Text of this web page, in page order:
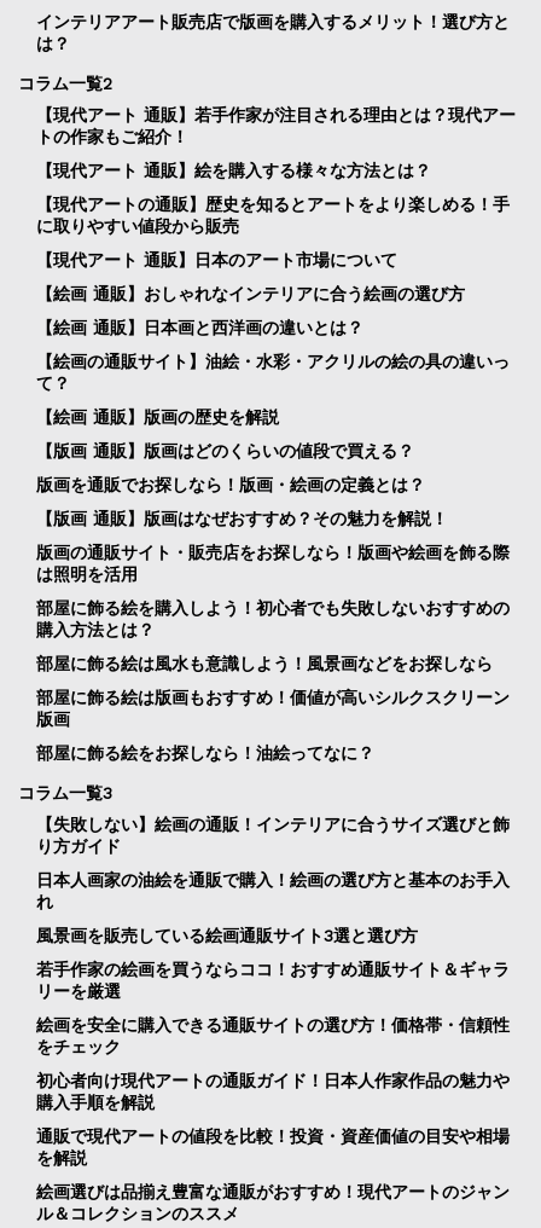
インテリアアート販売店で版画を購入するメリット！選び方と
は？
コラム一覧2
【現代アート 通販】若手作家が注目される理由とは？現代アー
トの作家もご紹介！
【現代アート 通販】絵を購入する様々な方法とは？
【現代アートの通販】歴史を知るとアートをより楽しめる！手
に取りやすい値段から販売
【現代アート 通販】日本のアート市場について
【絵画 通販】おしゃれなインテリアに合う絵画の選び方
【絵画 通販】日本画と西洋画の違いとは？
【絵画の通販サイト】油絵・水彩・アクリルの絵の具の違いっ
て？
【絵画 通販】版画の歴史を解説
【版画 通販】版画はどのくらいの値段で買える？
版画を通販でお探しなら！版画・絵画の定義とは？
【版画 通販】版画はなぜおすすめ？その魅力を解説！
版画の通販サイト・販売店をお探しなら！版画や絵画を飾る際
は照明を活用
部屋に飾る絵を購入しよう！初心者でも失敗しないおすすめの
購入方法とは？
部屋に飾る絵は風水も意識しよう！風景画などをお探しなら
部屋に飾る絵は版画もおすすめ！価値が高いシルクスクリーン
版画
部屋に飾る絵をお探しなら！油絵ってなに？
コラム一覧3
【失敗しない】絵画の通販！インテリアに合うサイズ選びと飾
り方ガイド
日本人画家の油絵を通販で購入！絵画の選び方と基本のお手入
れ
風景画を販売している絵画通販サイト3選と選び方
若手作家の絵画を買うならココ！おすすめ通販サイト＆ギャラ
リーを厳選
絵画を安全に購入できる通販サイトの選び方！価格帯・信頼性
をチェック
初心者向け現代アートの通販ガイド！日本人作家作品の魅力や
購入手順を解説
通販で現代アートの値段を比較！投資・資産価値の目安や相場
を解説
絵画選びは品揃え豊富な通販がおすすめ！現代アートのジャン
ル＆コレクションのススメ